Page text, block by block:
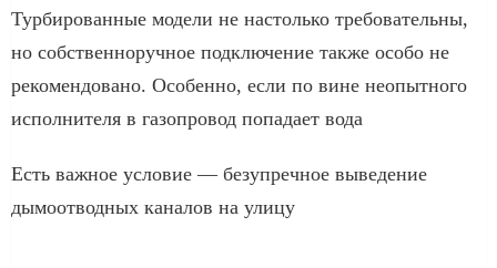
Турбированные модели не настолько требовательны,
но собственноручное подключение также особо не
рекомендовано. Особенно, если по вине неопытного
исполнителя в газопровод попадает вода
Есть важное условие — безупречное выведение
дымоотводных каналов на улицу